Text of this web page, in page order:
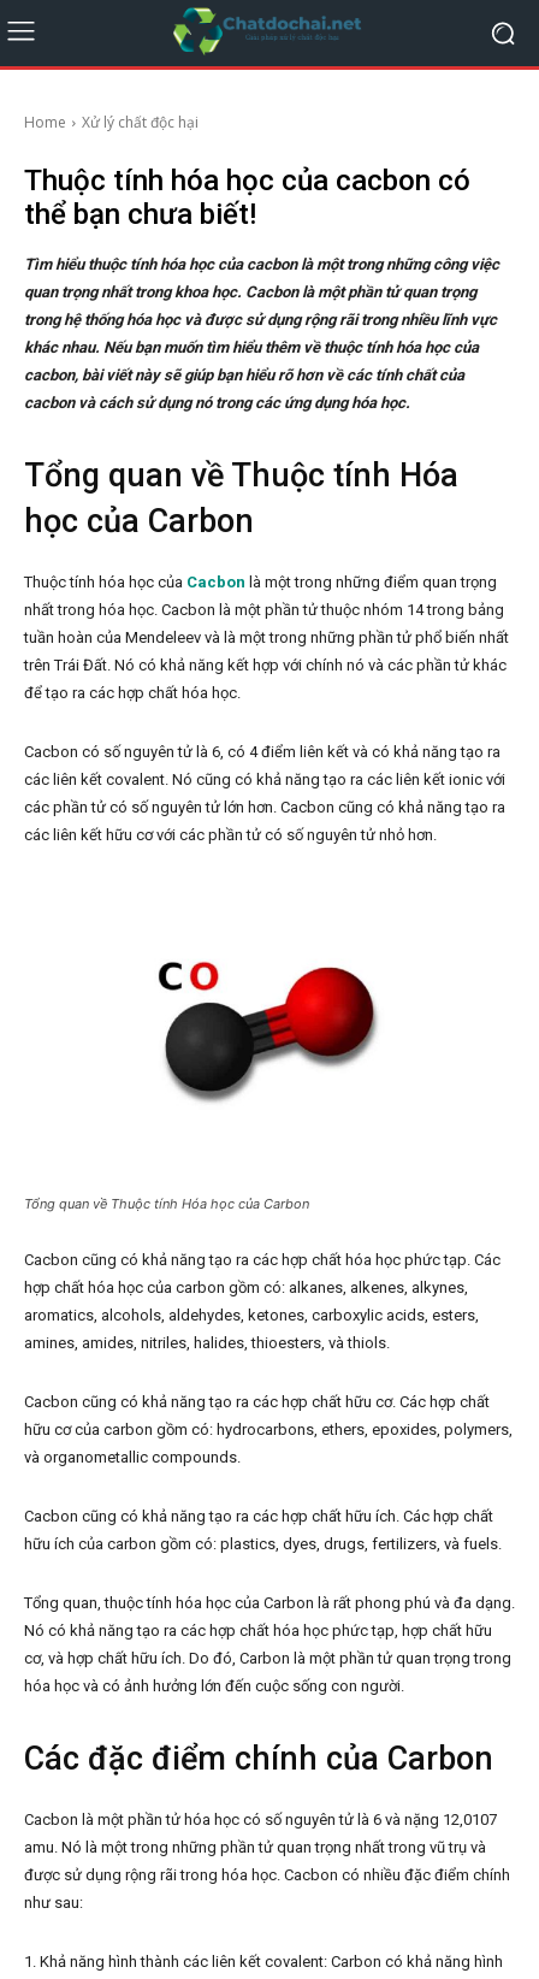
Home Xử lý chất độc hại
Thuộc tính hóa học của cacbon có
thể bạn chưa biết!
Tìm hiểu thuộc tính hóa học của cacbon là một trong những công việc
quan trọng nhất trong khoa học. Cacbon là một phần tử quan trọng
trong hệ thống hóa học và được sử dụng rộng rãi trong nhiều lĩnh vực
khác nhau. Nếu bạn muốn tìm hiểu thêm về thuộc tính hóa học của
cacbon, bài viết này sẽ giúp bạn hiểu rõ hơn về các tính chất của
cacbon và cách sử dụng nó trong các ứng dụng hóa học.
Tổng quan về Thuộc tính Hóa
học của Carbon
Thuộc tính hóa học của Cacbon là một trong những điểm quan trọng
nhất trong hóa học. Cacbon là một phần tử thuộc nhóm 14 trong bảng
tuần hoàn của Mendeleev và là một trong những phần tử phổ biến nhất
trên Trái Đất. Nó có khả năng kết hợp với chính nó và các phần tử khác
để tạo ra các hợp chất hóa học.
Cacbon có số nguyên tử là 6, có 4 điểm liên kết và có khả năng tạo ra
các liên kết covalent. Nó cũng có khả năng tạo ra các liên kết ionic với
các phần tử có số nguyên tử lớn hơn. Cacbon cũng có khả năng tạo ra
các liên kết hữu cơ với các phần tử có số nguyên tử nhỏ hơn.
Tổng quan về Thuộc tính Hóa học của Carbon
Cacbon cũng có khả năng tạo ra các hợp chất hóa học phức tạp. Các
hợp chất hóa học của carbon gồm có: alkanes, alkenes, alkynes,
aromatics, alcohols, aldehydes, ketones, carboxylic acids, esters,
amines, amides, nitriles, halides, thioesters, và thiols.
Cacbon cũng có khả năng tạo ra các hợp chất hữu cơ. Các hợp chất
hữu cơ của carbon gồm có: hydrocarbons, ethers, epoxides, polymers,
và organometallic compounds.
Cacbon cũng có khả năng tạo ra các hợp chất hữu ích. Các hợp chất
hữu ích của carbon gồm có: plastics, dyes, drugs, fertilizers, và fuels.
Tổng quan, thuộc tính hóa học của Carbon là rất phong phú và đa dạng.
Nó có khả năng tạo ra các hợp chất hóa học phức tạp, hợp chất hữu
cơ, và hợp chất hữu ích. Do đó, Carbon là một phần tử quan trọng trong
hóa học và có ảnh hưởng lớn đến cuộc sống con người.
Các đặc điểm chính của Carbon
Cacbon là một phần tử hóa học có số nguyên tử là 6 và nặng 12,0107
amu. Nó là một trong những phần tử quan trọng nhất trong vũ trụ và
được sử dụng rộng rãi trong hóa học. Cacbon có nhiều đặc điểm chính
như sau:
1. Khả năng hình thành các liên kết covalent: Carbon có khả năng hình